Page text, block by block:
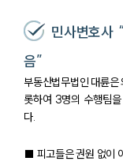
민사변호사
음”
부동산법무법인 대륜은
롯하여 3명의 수행팀
다.
■ 피고들은 권원 없이